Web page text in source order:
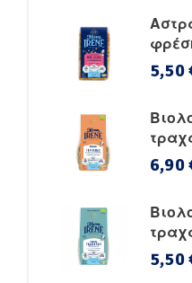
5,50
6,90
5,50